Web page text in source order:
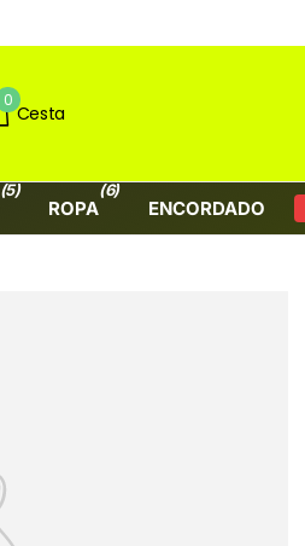
0
Cesta
(5)
ROPA
(6)
ENCORDADO